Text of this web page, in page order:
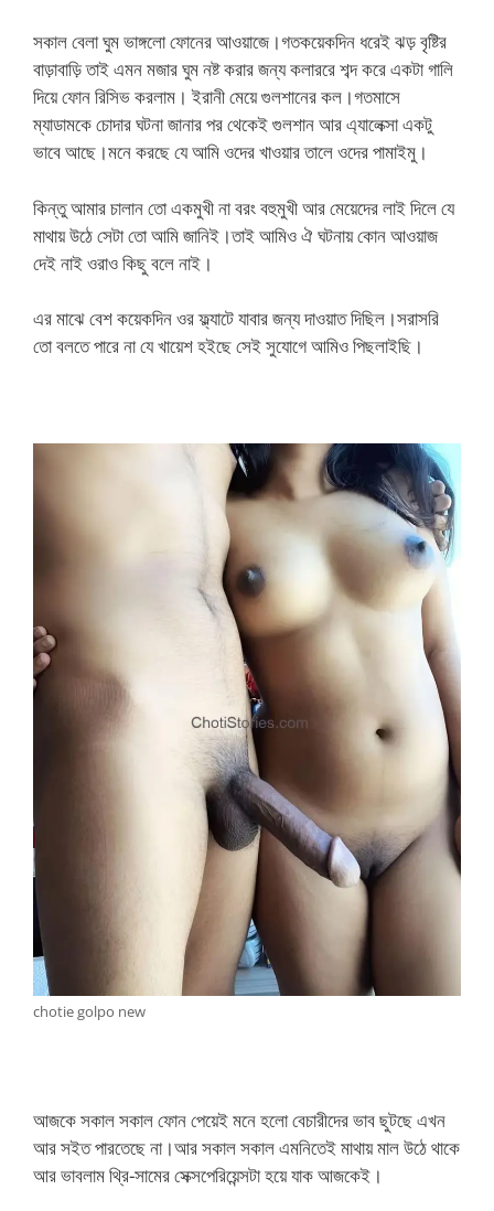
সকাল বেলা ঘুম ভাঙ্গলো ফোনের আওয়াজে।গতকয়েকদিন ধরেই ঝড় বৃষ্টির
বাড়াবাড়ি তাই এমন মজার ঘুম নষ্ট করার জন্য কলাররে শব্দ করে একটা গালি
দিয়ে ফোন রিসিভ করলাম। ইরানী মেয়ে গুলশানের কল।গতমাসে
ম্যাডামকে চোদার ঘটনা জানার পর থেকেই গুলশান আর এ্যালেক্সা একটু
ভাবে আছে।মনে করছে যে আমি ওদের খাওয়ার তালে ওদের পামাইমু।
কিন্তু আমার চালান তো একমুখী না বরং বহুমুখী আর মেয়েদের লাই দিলে যে
মাথায় উঠে সেটা তো আমি জানিই।তাই আমিও ঐ ঘটনায় কোন আওয়াজ
দেই নাই ওরাও কিছু বলে নাই।
এর মাঝে বেশ কয়েকদিন ওর ফ্ল্যাটে যাবার জন্য দাওয়াত দিছিল।সরাসরি
তো বলতে পারে না যে খায়েশ হইছে সেই সুযোগে আমিও পিছলাইছি।
chotie golpo new
আজকে সকাল সকাল ফোন পেয়েই মনে হলো বেচারীদের ভাব ছুটছে এখন
আর সইত পারতেছে না।আর সকাল সকাল এমনিতেই মাথায় মাল উঠে থাকে
আর ভাবলাম থ্রি-সামের সেক্সপেরিয়েন্সটা হয়ে যাক আজকেই।